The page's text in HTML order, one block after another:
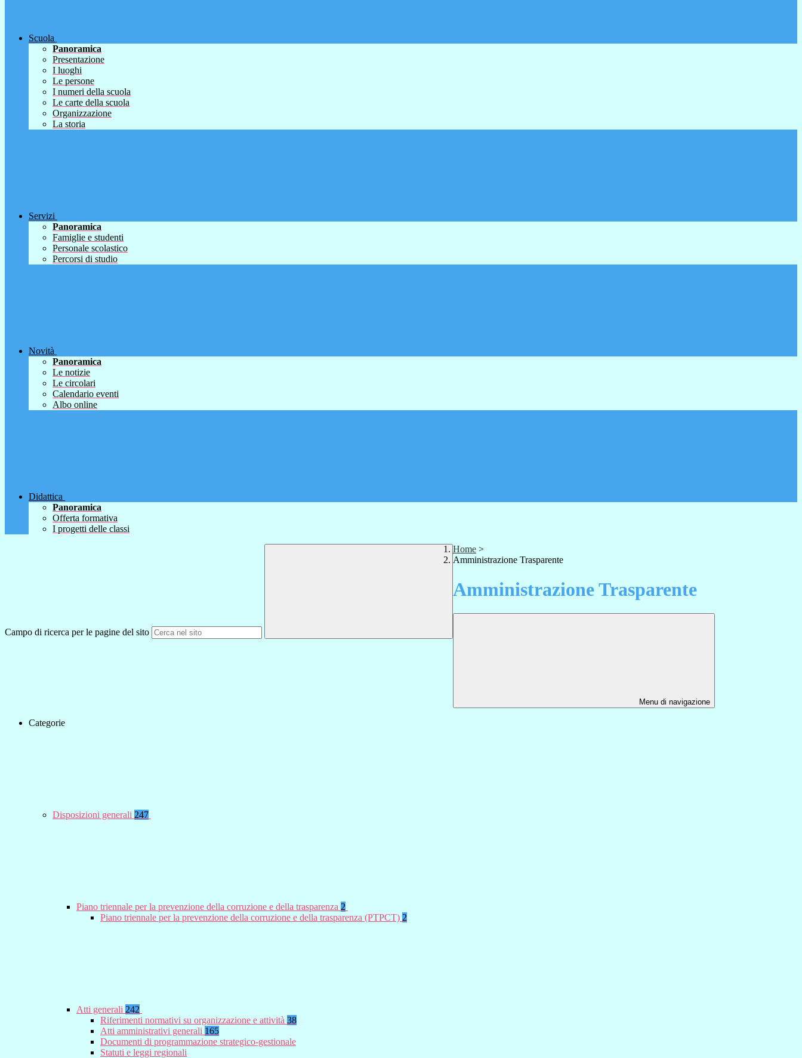
Scuola
Panoramica
Presentazione
I luoghi
Le persone
I numeri della scuola
Le carte della scuola
Organizzazione
La storia
Servizi
Panoramica
Famiglie e studenti
Personale scolastico
Percorsi di studio
Novità
Panoramica
Le notizie
Le circolari
Calendario eventi
Albo online
Didattica
Panoramica
Offerta formativa
I progetti delle classi
Campo di ricerca per le pagine del sito
Home >
Amministrazione Trasparente
Amministrazione Trasparente
Menu di navigazione
Categorie
Disposizioni generali 247
Piano triennale per la prevenzione della corruzione e della trasparenza 2
Piano triennale per la prevenzione della corruzione e della trasparenza (PTPCT) 2
Atti generali 242
Riferimenti normativi su organizzazione e attività 38
Atti amministrativi generali 165
Documenti di programmazione strategico-gestionale
Statuti e leggi regionali